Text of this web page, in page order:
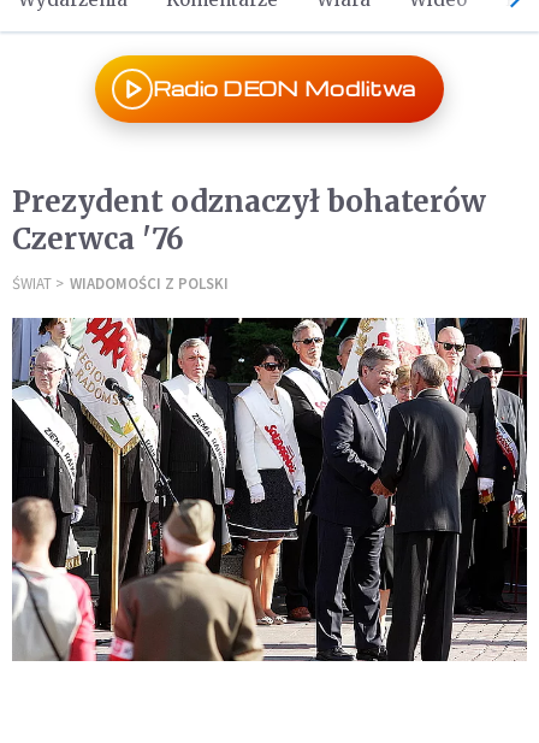
Radio DEON Modlitwa
Prezydent odznaczył bohaterów
Czerwca '76
ŚWIAT WIADOMOŚCI Z POLSKI